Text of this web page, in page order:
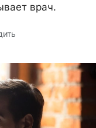
врач.